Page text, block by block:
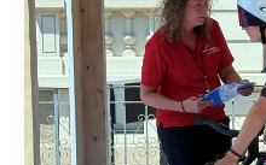
Lingenhag
nella
top
10
svizzera
a